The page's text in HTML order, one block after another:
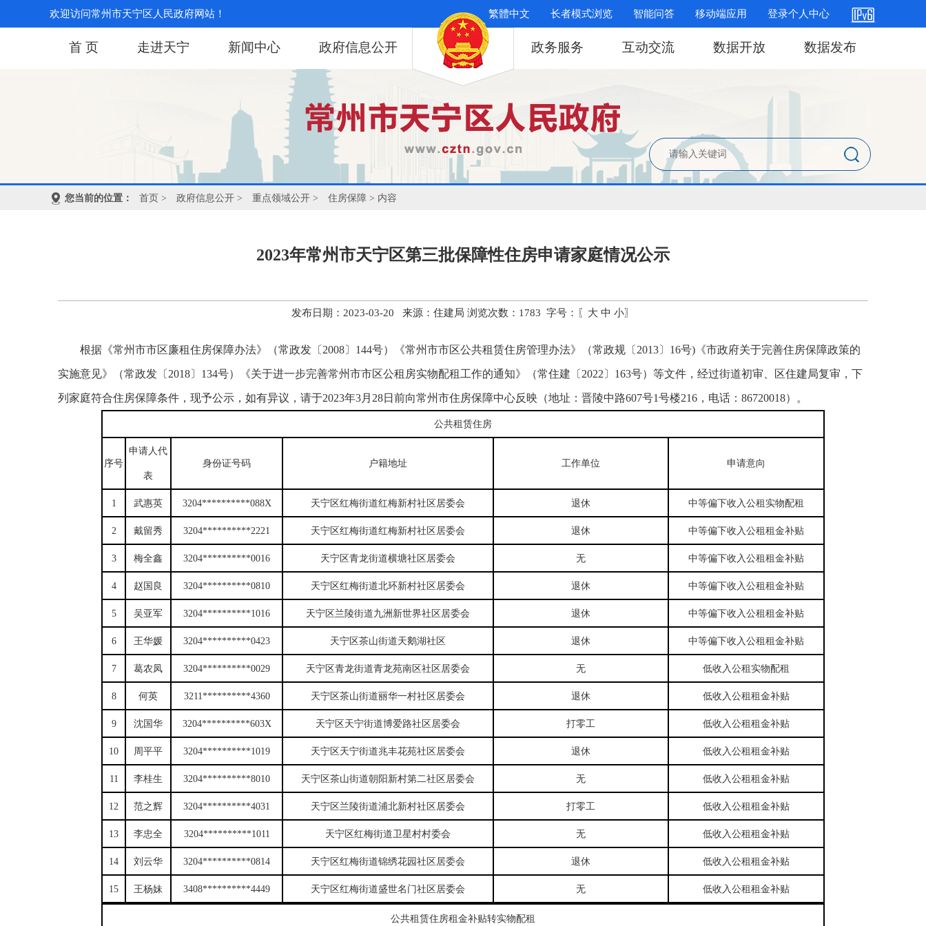
欢迎访问常州市天宁区人民政府网站！ 繁體中文 长者模式浏览 智能问答 移动端应用 登录个人中心
首 页 走进天宁 新闻中心 政府信息公开 政务服务 互动交流 数据开放 数据发布
您当前的位置： 首页 > 政府信息公开 > 重点领域公开 > 住房保障 > 内容
2023年常州市天宁区第三批保障性住房申请家庭情况公示
发布日期：2023-03-20 来源：住建局 浏览次数： 1783 字号：〖 大 中 小〗
根据《常州市市区廉租住房保障办法》（常政发〔2008〕144号）《常州市市区公共租赁住房管理办法》（常政规〔2013〕16号)《市政府关于完善住房保障政策的
实施意见》（常政发〔2018〕134号）《关于进一步完善常州市市区公租房实物配租工作的通知》（常住建〔2022〕163号）等文件，经过街道初审、区住建局复审，下
列家庭符合住房保障条件，现予公示，如有异议，请于2023年3月28日前向常州市住房保障中心反映（地址：晋陵中路607号1号楼216，电话：86720018）。
公共租赁住房
序号
申请人代
表
身份证号码 户籍地址 工作单位 申请意向
1 武惠英 3204**********088X 天宁区红梅街道红梅新村社区居委会 退休 中等偏下收入公租实物配租
2 戴留秀 3204**********2221 天宁区红梅街道红梅新村社区居委会 退休 中等偏下收入公租租金补贴
3 梅全鑫 3204**********0016 天宁区青龙街道横塘社区居委会 无 中等偏下收入公租租金补贴
4 赵国良 3204**********0810 天宁区红梅街道北环新村社区居委会 退休 中等偏下收入公租租金补贴
5 吴亚军 3204**********1016 天宁区兰陵街道九洲新世界社区居委会 退休 中等偏下收入公租租金补贴
6 王华媛 3204**********0423 天宁区茶山街道天鹅湖社区 退休 中等偏下收入公租租金补贴
7 葛农凤 3204**********0029 天宁区青龙街道青龙苑南区社区居委会 无 低收入公租实物配租
8 何英 3211**********4360 天宁区茶山街道丽华一村社区居委会 退休 低收入公租租金补贴
9 沈国华 3204**********603X 天宁区天宁街道博爱路社区居委会 打零工 低收入公租租金补贴
10 周平平 3204**********1019 天宁区天宁街道兆丰花苑社区居委会 退休 低收入公租租金补贴
11 李桂生 3204**********8010 天宁区茶山街道朝阳新村第二社区居委会 无 低收入公租租金补贴
12 范之辉 3204**********4031 天宁区兰陵街道浦北新村社区居委会 打零工 低收入公租租金补贴
13 李忠全 3204**********1011 天宁区红梅街道卫星村村委会 无 低收入公租租金补贴
14 刘云华 3204**********0814 天宁区红梅街道锦绣花园社区居委会 退休 低收入公租租金补贴
15 王杨妹 3408**********4449 天宁区红梅街道盛世名门社区居委会 无 低收入公租租金补贴
公共租赁住房租金补贴转实物配租